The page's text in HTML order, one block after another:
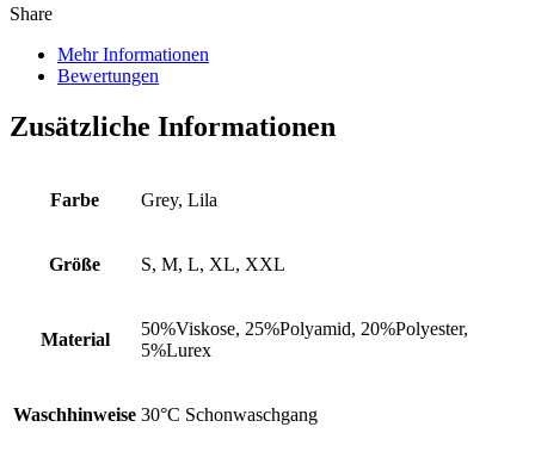
Share
Mehr Informationen
Bewertungen
Zusätzliche Informationen
Farbe Grey, Lila
Größe S, M, L, XL, XXL
Material
50%Viskose, 25%Polyamid, 20%Polyester,
5%Lurex
Waschhinweise 30°C Schonwaschgang